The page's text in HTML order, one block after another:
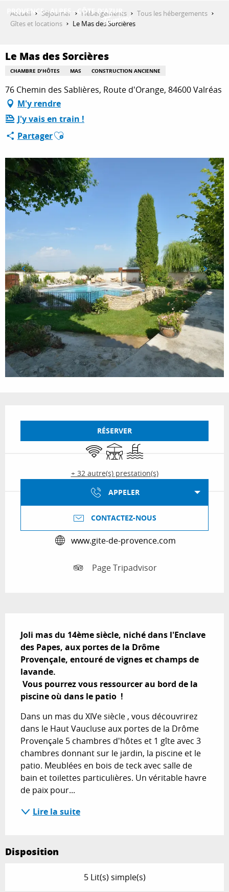
QUE FAIRE ?
SÉJOURNER
ESPACE PRO
Accueil Séjourner Hébergements
Tous les hébergements
Gîtes et locations
Le Mas des Sorcières
Le Mas des Sorcières
CHAMBRE D'HÔTES MAS CONSTRUCTION ANCIENNE
76 Chemin des Sablières, Route d'Orange, 84600 Valréas
M'y rendre
J'y vais en train !
PartagerAjouter aux favoris
RÉSERVER
WiFi TerrassePiscine
+ 32 autre(s) prestation(s)
APPELER
CONTACTEZ-NOUS
www.gite-de-provence.com
Page Tripadvisor
Joli mas du 14ème siècle, niché dans l'Enclave
des Papes, aux portes de la Drôme
Provençale, entouré de vignes et champs de
lavande.
piscine où dans le patio  !
Dans un mas du XIVe siècle , vous découvrirez
dans le Haut Vaucluse aux portes de la Drôme
Provençale 5 chambres d'hôtes et 1 gîte avec 3
chambres donnant sur le jardin, la piscine et le
patio. Meublées en bois de teck avec salle de
bain et toilettes particulières. Un véritable havre
de paix pour...
Lire la suite
Disposition
5 Lit(s) simple(s)